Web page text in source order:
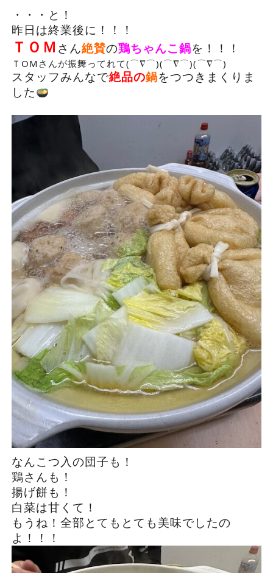
・・・と！
昨日は終業後に！！！
ＴＯＭ さん絶賛の鶏ちゃんこ鍋を！！！
ＴOMさんが振舞ってれて(⌒∇⌒)(⌒∇⌒)(⌒∇⌒)
スタッフみんなで絶品の鍋をつつきまくりま
した
なんこつ入の団子も！
鶏さんも！
揚げ餅も！
白菜は甘くて！
もうね！全部とてもとても美味でしたの
よ！！！